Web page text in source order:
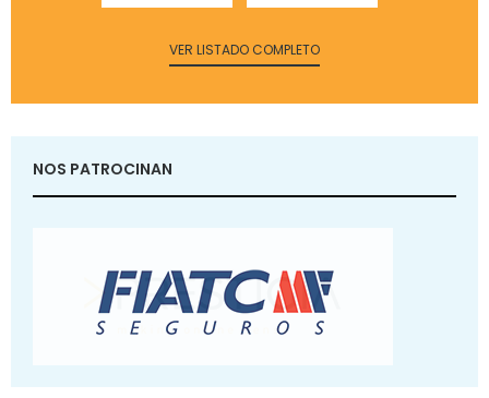
VER LISTADO COMPLETO
NOS PATROCINAN